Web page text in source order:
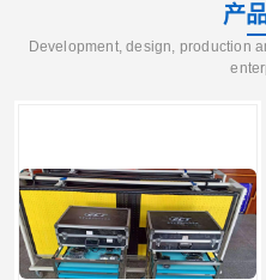
产
Development, design, production